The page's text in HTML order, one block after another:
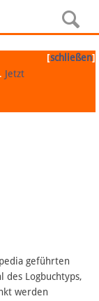
[schließen]
Jetzt
geführten
des Logbuchtyps,
werden